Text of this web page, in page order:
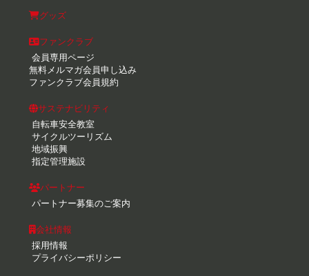
グッズ
ファンクラブ
会員専用ページ
無料メルマガ会員申し込み
ファンクラブ会員規約
サステナビリティ
自転車安全教室
サイクルツーリズム
地域振興
指定管理施設
パートナー
パートナー募集のご案内
会社情報
採用情報
プライバシーポリシー